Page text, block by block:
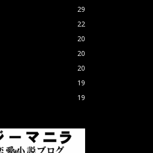
29
22
20
20
20
19
19